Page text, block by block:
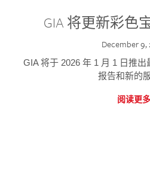
GIA 将更新彩色
December 9,
GIA 将于 2026 年 1 月 1 日推
报告和新的服
阅读更多